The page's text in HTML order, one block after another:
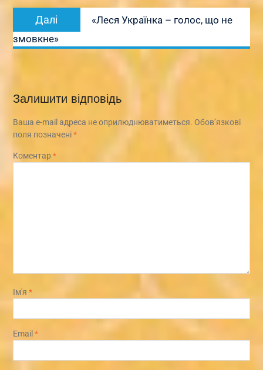
Далі
запис:
«Леся Українка – голос, що не
змовкне»
Залишити відповідь
Ваша e-mail адреса не оприлюднюватиметься. Обов’язкові
поля позначені*
Коментар*
Ім'я *
Email *